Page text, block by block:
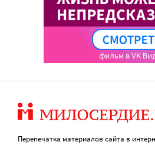
Перепечатка материалов сайта в